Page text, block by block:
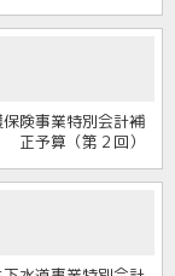
険事業特別会計補
正予算（第２回）